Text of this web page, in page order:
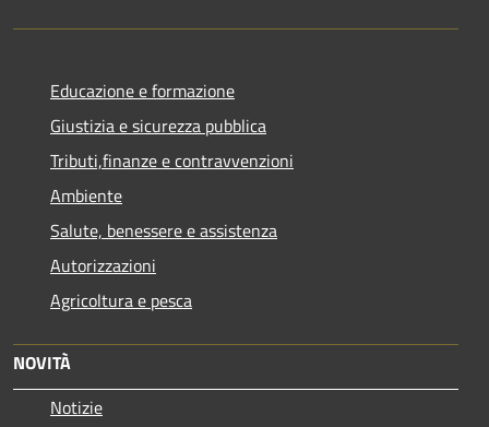
Educazione e formazione
Giustizia e sicurezza pubblica
Tributi,finanze e contravvenzioni
Ambiente
Salute, benessere e assistenza
Autorizzazioni
Agricoltura e pesca
NOVITÀ
Notizie